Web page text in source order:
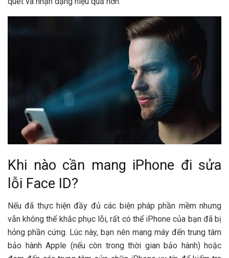
Khi nào cần mang iPhone đi sửa
lỗi Face ID?
Nếu đã thực hiện đầy đủ các biện pháp phần mềm nhưng
vẫn không thể khắc phục lỗi, rất có thể iPhone của bạn đã bị
hỏng phần cứng. Lúc này, bạn nên mang máy đến trung tâm
bảo hành Apple (nếu còn trong thời gian bảo hành) hoặc